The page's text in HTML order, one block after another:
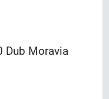
Dub Moravia